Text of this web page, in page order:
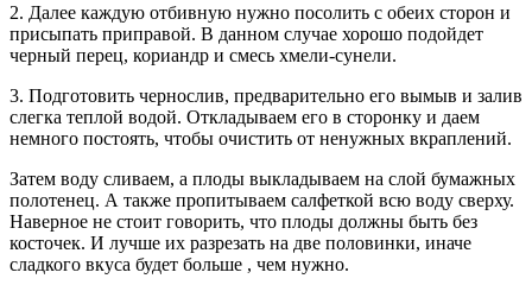
2. Далее каждую отбивную нужно посолить с обеих сторон и
присыпать приправой. В данном случае хорошо подойдет
черный перец, кориандр и смесь хмели-сунели.
3. Подготовить чернослив, предварительно его вымыв и залив
слегка теплой водой. Откладываем его в сторонку и даем
немного постоять, чтобы очистить от ненужных вкраплений.
Затем воду сливаем, а плоды выкладываем на слой бумажных
полотенец. А также пропитываем салфеткой всю воду сверху.
Наверное не стоит говорить, что плоды должны быть без
косточек. И лучше их разрезать на две половинки, иначе
сладкого вкуса будет больше , чем нужно.